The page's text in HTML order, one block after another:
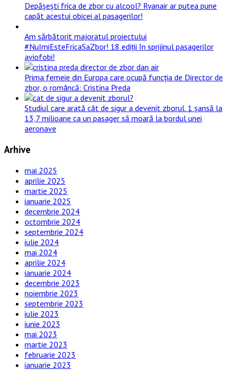
Depășești frica de zbor cu alcool? Ryanair ar putea pune
capăt acestui obicei al pasagerilor!
Am sărbătorit majoratul proiectului
#NuImiEsteFricaSaZbor! 18 ediții în sprijinul pasagerilor
aviofobi!
Prima femeie din Europa care ocupă funcția de Director de
zbor, o româncă: Cristina Preda
Studiul care arată cât de sigur a devenit zborul. 1 șansă la
13,7 milioane ca un pasager să moară la bordul unei
aeronave
Arhive
mai 2025
aprilie 2025
martie 2025
ianuarie 2025
decembrie 2024
octombrie 2024
septembrie 2024
iulie 2024
mai 2024
aprilie 2024
ianuarie 2024
decembrie 2023
noiembrie 2023
septembrie 2023
iulie 2023
iunie 2023
mai 2023
martie 2023
februarie 2023
ianuarie 2023